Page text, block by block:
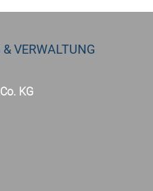
VERWALTUNG
KG